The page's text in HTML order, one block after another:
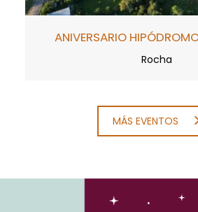
ANIVERSARIO
Rocha
MÁS EVENTOS